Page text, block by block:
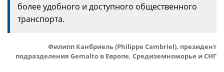
более удобного и доступного общественного
транспорта.
Филипп Канбриель (Philippe Cambriel), президент
подразделения Gemalto в Европе, Средиземноморье и СНГ